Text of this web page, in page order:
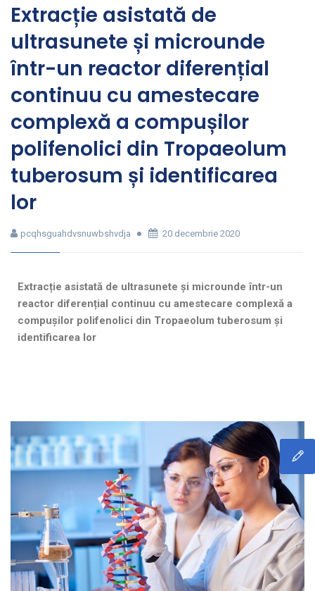
Extracție asistată de
ultrasunete și microunde
într-un reactor diferențial
continuu cu amestecare
complexă a compușilor
polifenolici din Tropaeolum
tuberosum și identificarea
lor
pcqhsguahdvsnuwbshvdja 20 decembrie 2020
Extracție asistată de ultrasunete și microunde într-un
reactor diferențial continuu cu amestecare complexă a
compușilor polifenolici din Tropaeolum tuberosum și
identificarea lor